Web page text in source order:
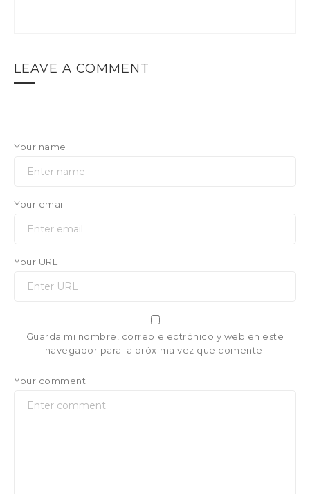
LEAVE A COMMENT
Your name
Your email
Your URL
Guarda mi nombre, correo electrónico y web en este
navegador para la próxima vez que comente.
Your comment